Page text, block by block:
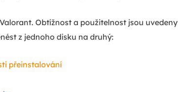
Obtížnost a použitelnost jsou
z jednoho disku na druhý:
přeinstalování